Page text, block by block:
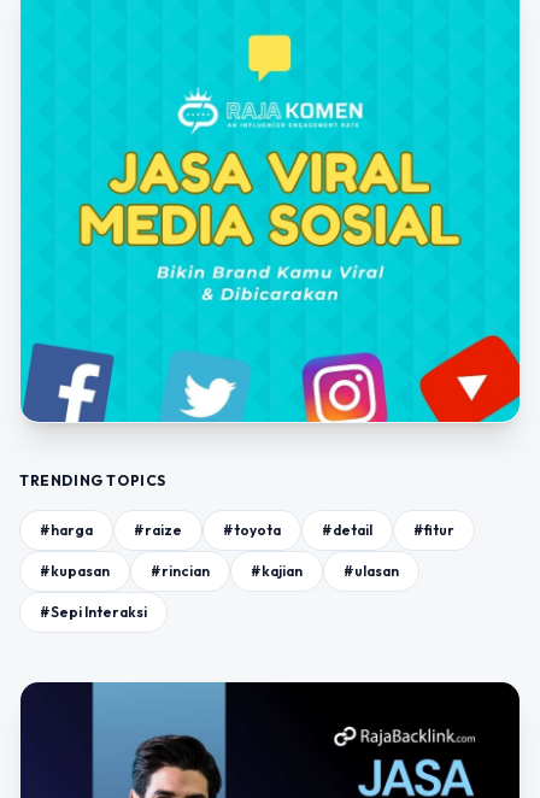
TRENDING TOPICS
#harga #raize #toyota #detail #fitur
#kupasan #rincian #kajian #ulasan
#Sepi Interaksi